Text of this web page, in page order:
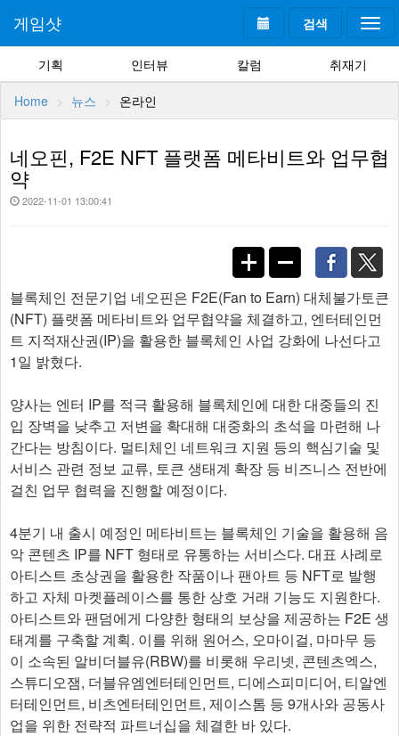
검색
게임샷
기획 인터뷰 칼럼 취재기
Home 뉴스 온라인
네오핀, F2E NFT 플랫폼 메타비트와 업무협
약
2022-11-01 13:00:41
블록체인 전문기업 네오핀은 F2E(Fan to Earn) 대체불가토큰
(NFT) 플랫폼 메타비트와 업무협약을 체결하고, 엔터테인먼
트 지적재산권(IP)을 활용한 블록체인 사업 강화에 나선다고
1일 밝혔다.
양사는 엔터 IP를 적극 활용해 블록체인에 대한 대중들의 진
입 장벽을 낮추고 저변을 확대해 대중화의 초석을 마련해 나
간다는 방침이다. 멀티체인 네트워크 지원 등의 핵심기술 및
서비스 관련 정보 교류, 토큰 생태계 확장 등 비즈니스 전반에
걸친 업무 협력을 진행할 예정이다.
4분기 내 출시 예정인 메타비트는 블록체인 기술을 활용해 음
악 콘텐츠 IP를 NFT 형태로 유통하는 서비스다. 대표 사례로
아티스트 초상권을 활용한 작품이나 팬아트 등 NFT로 발행
하고 자체 마켓플레이스를 통한 상호 거래 기능도 지원한다.
아티스트와 팬덤에게 다양한 형태의 보상을 제공하는 F2E 생
태계를 구축할 계획. 이를 위해 원어스, 오마이걸, 마마무 등
이 소속된 알비더블유(RBW)를 비롯해 우리넷, 콘텐츠엑스,
스튜디오잼, 더블유엠엔터테인먼트, 디에스피미디어, 티알엔
터테인먼트, 비츠엔터테인먼트, 제이스톰 등 9개사와 공동사
업을 위한 전략적 파트너십을 체결한 바 있다.